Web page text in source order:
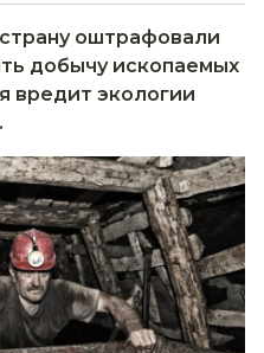
оштрафовали
добычу ископаемых
вредит экологии